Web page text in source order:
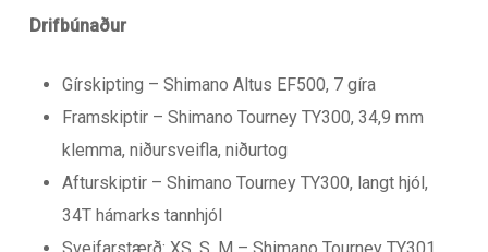
Drifbúnaður
Gírskipting – Shimano Altus EF500, 7 gíra
Framskiptir – Shimano Tourney TY300, 34,9 mm
klemma, niðursveifla, niðurtog
Afturskiptir – Shimano Tourney TY300, langt hjól,
34T hámarks tannhjól